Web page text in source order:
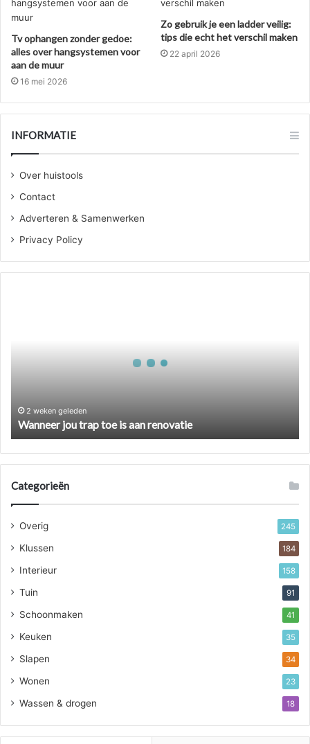
Tv ophangen zonder gedoe:
alles over hangsystemen voor
aan de muur
16 mei 2026
Zo gebruik je een ladder veilig:
tips die echt het verschil maken
22 april 2026
INFORMATIE
Over huistools
Contact
Adverteren & Samenwerken
Privacy Policy
2 weken geleden
Wanneer jou trap toe is aan renovatie
Categorieën
Overig 245
Klussen 184
Interieur 158
Tuin 91
Schoonmaken 41
Keuken 35
Slapen 34
Wonen 23
Wassen & drogen 18